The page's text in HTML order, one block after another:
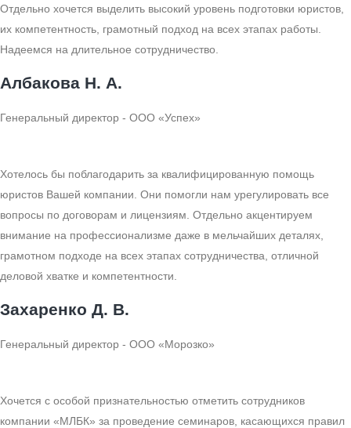
Отдельно хочется выделить высокий уровень подготовки юристов,
их компетентность, грамотный подход на всех этапах работы.
Надеемся на длительное сотрудничество.
Албакова Н. А.
Генеральный директор - ООО «Успех»
Хотелось бы поблагодарить за квалифицированную помощь
юристов Вашей компании. Они помогли нам урегулировать все
вопросы по договорам и лицензиям. Отдельно акцентируем
внимание на профессионализме даже в мельчайших деталях,
грамотном подходе на всех этапах сотрудничества, отличной
деловой хватке и компетентности.
Захаренко Д. В.
Генеральный директор - ООО «Морозко»
Хочется с особой признательностью отметить сотрудников
компании «МЛБК» за проведение семинаров, касающихся правил